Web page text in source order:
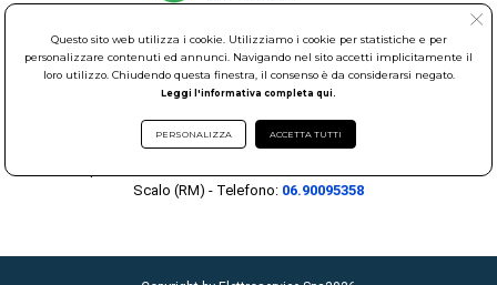
© Elettroservice Spa - Sede Legale: Via Leonardo da Vinci, 40 -
00015 Monterotondo Scalo (RM)
Sociale 1.600.000,00 Euro i.v. Iscritto al Registro delle Imprese di
Roma REA: RM-535144
Scalo (RM) - Telefono: 06.90095358
Questo sito web utilizza i cookie. Utilizziamo i cookie per statistiche e per
personalizzare contenuti ed annunci. Navigando nel sito accetti implicitamente il
loro utilizzo. Chiudendo questa finestra, il consenso è da considerarsi negato.
Leggi l'informativa completa qui.
PERSONALIZZA ACCETTA TUTTI